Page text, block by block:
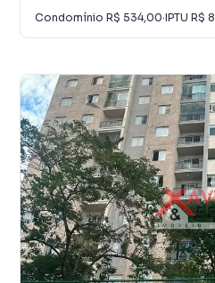
Condomínio R$ 534,00·IPTU R$